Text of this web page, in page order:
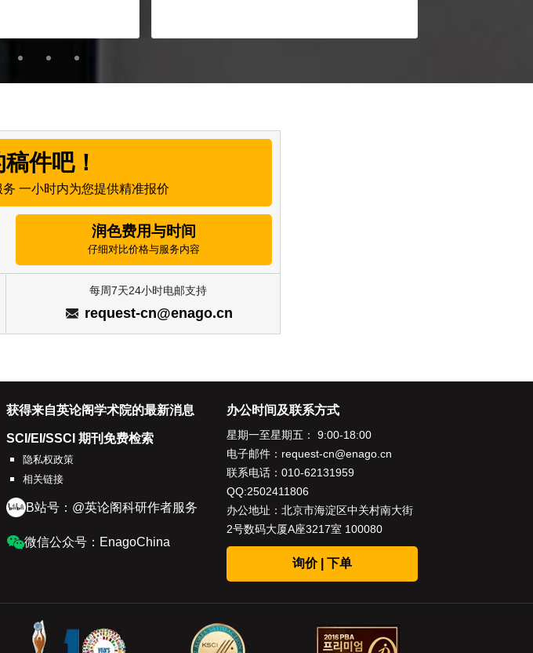
件吧！
一小时内为您提供精准报价
润色费用与时间
仔细对比价格与服务内容
每周7天24小时电邮支持
request-cn@enago.cn
获得来自英论阁学术院的最新消息
SCI/EI/SSCI 期刊免费检索
隐私权政策
相关链接
B站号：@英论阁科研作者服务
微信公众号：EnagoChina
办公时间及联系方式
星期一至星期五： 9:00-18:00
电子邮件： request-cn@enago.cn
联系电话： 010-62131959
QQ:2502411806
办公地址：北京市海淀区中关村南大街
2号数码大厦A座3217室 100080
询价 | 下单